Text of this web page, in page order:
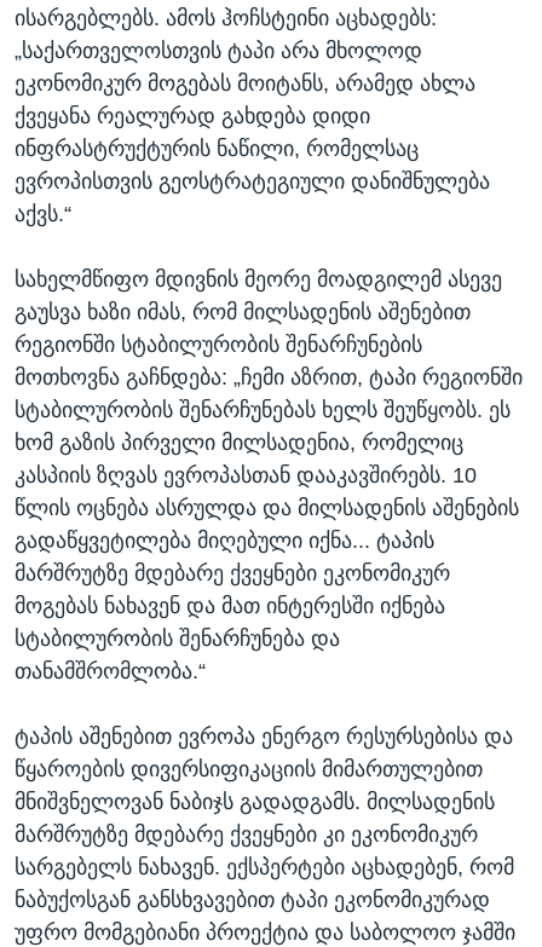
ისარგებლებს. ამოს ჰოჩსტეინი აცხადებს:
„საქართველოსთვის ტაპი არა მხოლოდ
ეკონომიკურ მოგებას მოიტანს, არამედ ახლა
ქვეყანა რეალურად გახდება დიდი
ინფრასტრუქტურის ნაწილი, რომელსაც
ევროპისთვის გეოსტრატეგიული დანიშნულება
აქვს.“
სახელმწიფო მდივნის მეორე მოადგილემ ასევე
გაუსვა ხაზი იმას, რომ მილსადენის აშენებით
რეგიონში სტაბილურობის შენარჩუნების
მოთხოვნა გაჩნდება: „ჩემი აზრით, ტაპი რეგიონში
სტაბილურობის შენარჩუნებას ხელს შეუწყობს. ეს
ხომ გაზის პირველი მილსადენია, რომელიც
კასპიის ზღვას ევროპასთან დააკავშირებს. 10
წლის ოცნება ასრულდა და მილსადენის აშენების
გადაწყვეტილება მიღებული იქნა... ტაპის
მარშრუტზე მდებარე ქვეყნები ეკონომიკურ
მოგებას ნახავენ და მათ ინტერესში იქნება
სტაბილურობის შენარჩუნება და
თანამშრომლობა.“
ტაპის აშენებით ევროპა ენერგო რესურსებისა და
წყაროების დივერსიფიკაციის მიმართულებით
მნიშვნელოვან ნაბიჯს გადადგამს. მილსადენის
მარშრუტზე მდებარე ქვეყნები კი ეკონომიკურ
სარგებელს ნახავენ. ექსპერტები აცხადებენ, რომ
ნაბუქოსგან განსხვავებით ტაპი ეკონომიკურად
უფრო მომგებიანი პროექტია და საბოლოო ჯამში